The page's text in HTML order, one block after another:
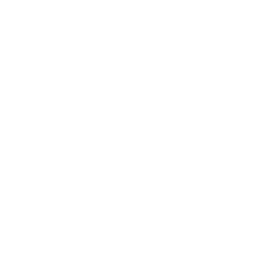
una rete globale per
per indirizzare un bonifico
filiali diverse. In altri casi, le
ultime cifre. Se il codice termina
ricevente deve segnalare che non
tua banca e chiedi di annullare la